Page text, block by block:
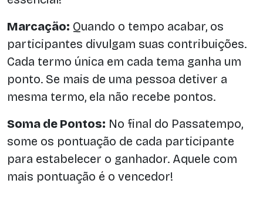
Marcação: Quando o tempo acabar, os
participantes divulgam suas contribuições.
Cada termo única em cada tema ganha um
ponto. Se mais de uma pessoa detiver a
mesma termo, ela não recebe pontos.
Soma de Pontos: No final do Passatempo,
some os pontuação de cada participante
para estabelecer o ganhador. Aquele com
mais pontuação é o vencedor!